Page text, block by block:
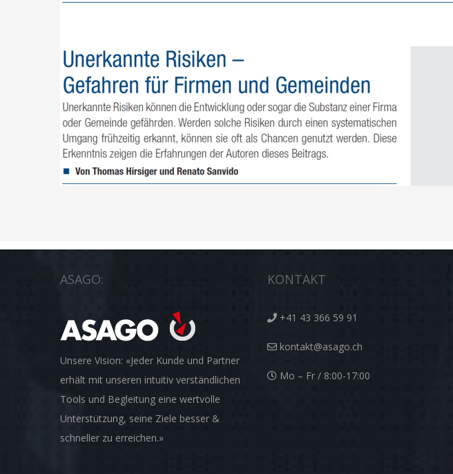
ASAGO:
Unsere Vision: «Jeder Kunde und Partner
erhält mit unseren intuitiv verständlichen
Tools und Begleitung eine wertvolle
Unterstützung, seine Ziele besser &
schneller zu erreichen.»
KONTAKT
+41 43 366 59 91
kontakt@asago.ch
Mo – Fr / 8:00-17:00